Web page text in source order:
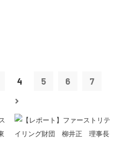
4 5 6 7